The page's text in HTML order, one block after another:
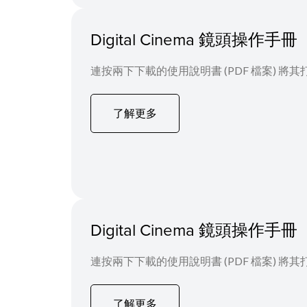
Digital Cinema 鏡頭操作手冊
連按兩下下載的使用說明書 (PDF 檔案) 將其
了解更多
Digital Cinema 鏡頭操作手冊
連按兩下下載的使用說明書 (PDF 檔案) 將其
了解更多